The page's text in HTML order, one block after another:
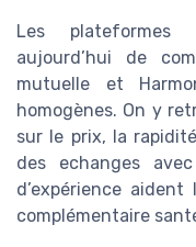
Les plateformes
aujourd’hui de
mutuelle et
homogènes. On y
sur le prix, la
des echanges
d’expérience
complémentaire